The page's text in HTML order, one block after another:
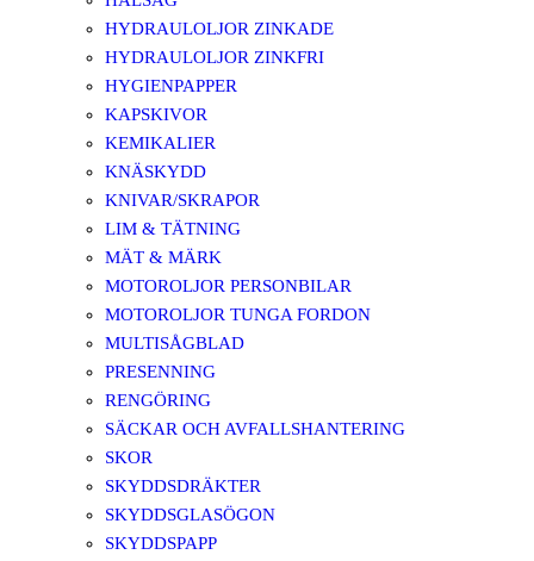
HYDRAULOLJOR ZINKADE
HYDRAULOLJOR ZINKFRI
HYGIENPAPPER
KAPSKIVOR
KEMIKALIER
KNÄSKYDD
KNIVAR/SKRAPOR
LIM & TÄTNING
MÄT & MÄRK
MOTOROLJOR PERSONBILAR
MOTOROLJOR TUNGA FORDON
MULTISÅGBLAD
PRESENNING
RENGÖRING
SÄCKAR OCH AVFALLSHANTERING
SKOR
SKYDDSDRÄKTER
SKYDDSGLASÖGON
SKYDDSPAPP